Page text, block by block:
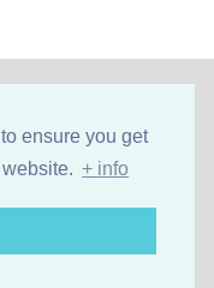
ensure you get
+ info